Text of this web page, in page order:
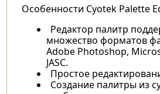
Особенности Cyotek Palette
Редактор палитр
множество форматов
Adobe Photoshop,
JASC.
Простое
Создание палитры из